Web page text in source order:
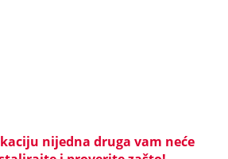
nijedna druga vam neće